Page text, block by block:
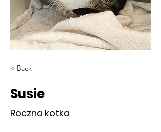
< Back
Susie
Roczna kotka